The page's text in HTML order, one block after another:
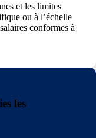
et les limites
ou à l’échelle
conformes à
les